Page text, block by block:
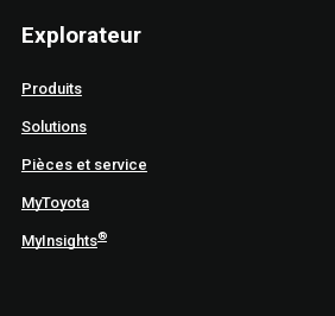
Explorateur
Produits
Solutions
Pièces et service
MyToyota
MyInsights®